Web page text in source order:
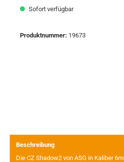
Sofort verfügbar
Produktnummer: 19673
Beschreibung
Die CZ Shadow2 von ASG in Kaliber